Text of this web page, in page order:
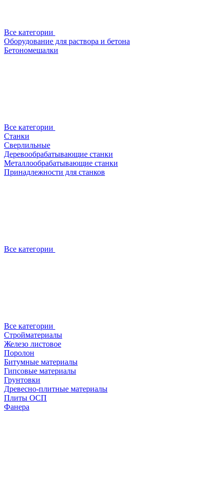
Все категории
Оборудование для раствора и бетона
Бетономешалки
Все категории
Станки
Сверлильные
Деревообрабатывающие станки
Металлообрабатывающие станки
Принадлежности для станков
Все категории
Все категории
Стройматериалы
Железо листовое
Поролон
Битумные материалы
Гипсовые материалы
Грунтовки
Древесно-плитные материалы
Плиты ОСП
Фанера